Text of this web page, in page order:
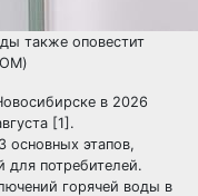
также оповестит
в 2026
[1].
основных этапов,
для потребителей.
горячей воды в